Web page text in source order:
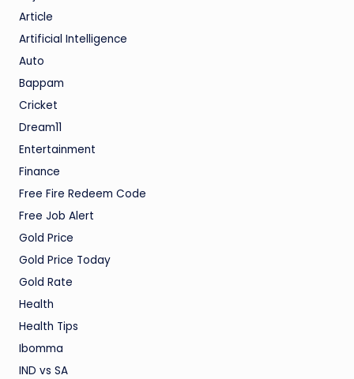
Article
Artificial Intelligence
Auto
Bappam
Cricket
Dream11
Entertainment
Finance
Free Fire Redeem Code
Free Job Alert
Gold Price
Gold Price Today
Gold Rate
Health
Health Tips
Ibomma
IND vs SA